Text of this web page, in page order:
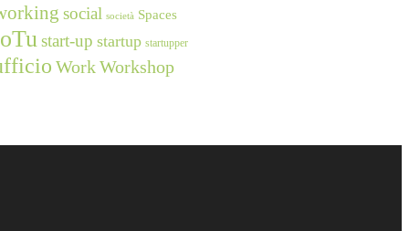
social società Spaces
start-up startup startupper
WorkWorkshop